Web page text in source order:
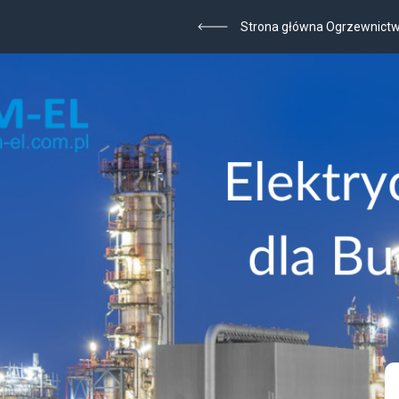
Strona główna